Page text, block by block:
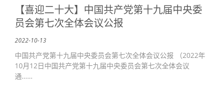
【喜迎二十大】中国共产党第十九届中央委
员会第七次全体会议公报
2022-10-13
中国共产党第十九届中央委员会第七次全体会议公报 （2022年
10月12日中国共产党第十九届中央委员会第七次全体会议
通……